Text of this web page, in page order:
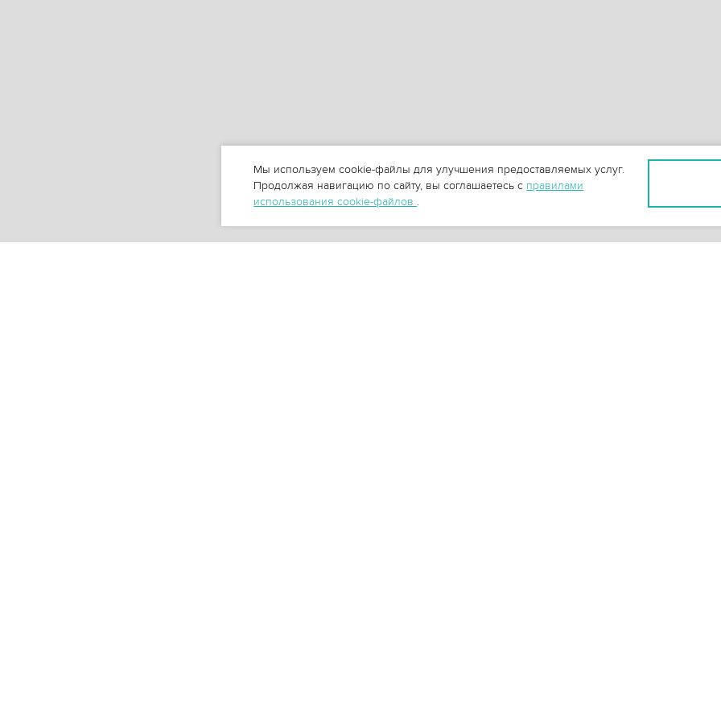
Мы используем cookie-файлы для улучшения предоставляемых услуг.
Продолжая навигацию по сайту, вы соглашаетесь с правилами
использования cookie-файлов .